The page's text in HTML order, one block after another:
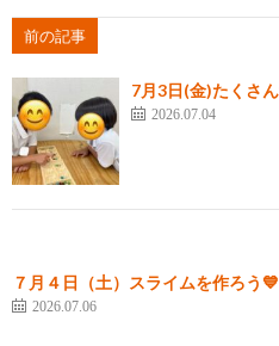
前の記事
7月3日(金)たくさ
2026.07.04
７月４日（土）スライムを作ろう💙
2026.07.06